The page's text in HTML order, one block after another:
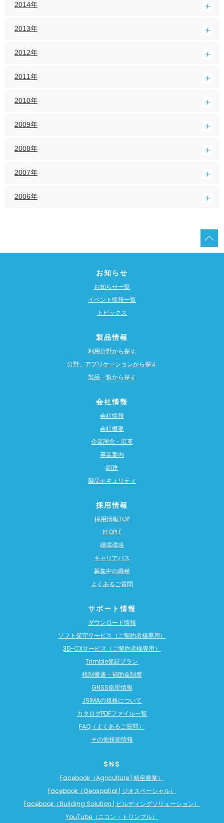
2014年
2013年
2012年
2011年
2010年
2009年
2008年
2007年
2006年
お知らせ
お知らせ一覧
イベント情報一覧
トピックス
製品情報
利用分野から探す
分野、アプリケーションから探す
製品一覧から探す
会社情報
会社情報
会社概要
企業理念・沿革
事業案内
調達
製品セキュリティ
採用情報
採用情報TOP
PEOPLE
職場環境
キャリアパス
募集中の職種
よくあるご質問
サポート情報
ダウンロード情報
ソフト保守サービス（ご契約者様専用）
3D-CXサービス（ご契約者様専用）
Trimble保証プラン
税制優遇・補助金制度
GNSS衛星情報
JSIMAの規格について
カタログPDFファイル一覧
FAQ（よくあるご質問）
その他技術情報
SNS
Facebook（Agriculture | 精密農業）
Facebook（Geospatial | ジオスペーシャル）
Facebook（Building Solution | ビルディングソリューション）
YouTube（ニコン・トリンブル）